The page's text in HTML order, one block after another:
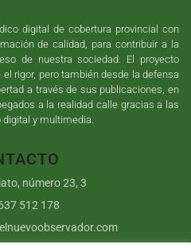
digital de cobertura provincial con
de calidad, para contribuir a la
de nuestra sociedad. El proyecto
rigor, pero también desde la defensa
a través de sus publicaciones, en
a la realidad calle gracias a las
y multimedia.
número 23, 3
512 178